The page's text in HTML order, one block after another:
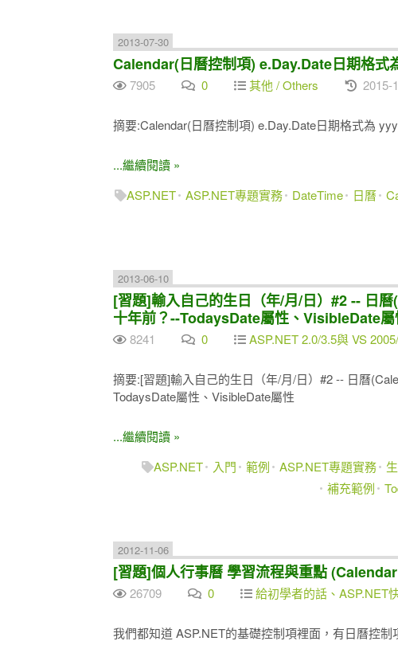
2013-07-30
Calendar(日曆控制項) e.Day.Date日期格式
7905 0 其他 / Others 2015-
摘要:Calendar(日曆控制項) e.Day.Date日期格式為
...繼續閱讀 »
ASP.NET ASP.NET專題實務 DateTime 日曆
2013-06-10
[習題]輸入自己的生日（年/月/日）#2 -- 日
十年前？--TodaysDate屬性、VisibleDate
8241 0 ASP.NET 2.0/3.5與 VS
摘要:[習題]輸入自己的生日（年/月/日）#2 -- 日曆
TodaysDate屬性、VisibleDate屬性
...繼續閱讀 »
ASP.NET
入門 範例 ASP.NET專題實務
補充範例
2012-11-06
[習題]個人行事曆 學習流程與重點
26709 0 給初學者的話、ASP.NET
我們都知道 ASP.NET的基礎控制項裡面，有日曆控制